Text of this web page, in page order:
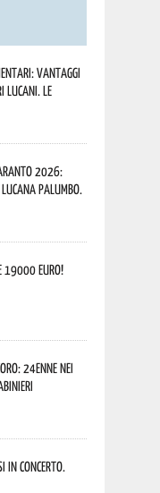
vantaggi
lucani. Le
2026:
Palumbo.
Euro!
24enne nei
in concerto.